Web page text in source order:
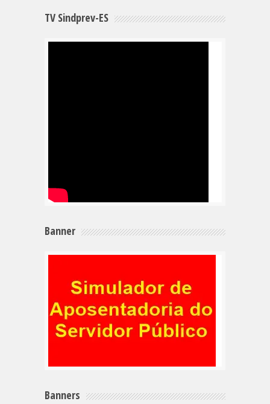
TV Sindprev-ES
Banner
Banners